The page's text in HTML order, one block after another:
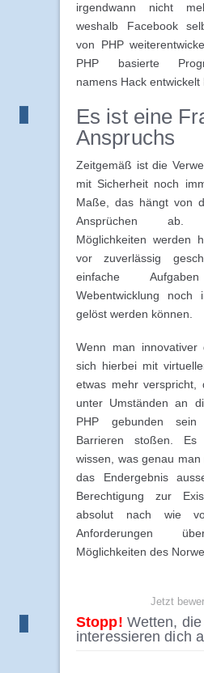
irgendwann nicht
weshalb Facebook
von PHP
PHP basierte
namens Hack entwickelt
Es ist eine
Anspruchs
Zeitgemäß ist die
mit Sicherheit noch
Maße, das hängt von
Ansprüchen ab.
Möglichkeiten werden
vor zuverlässig
einfache
Webentwicklung noch
gelöst werden können.
Wenn man innovativer
sich hierbei mit
etwas mehr verspricht,
unter Umständen an
PHP gebunden
Barrieren stoßen.
wissen, was genau
das Endergebnis
Berechtigung zur
absolut nach wie
Anforderungen
Möglichkeiten des
Jetzt
Stopp! Wetten, die
interessieren dich